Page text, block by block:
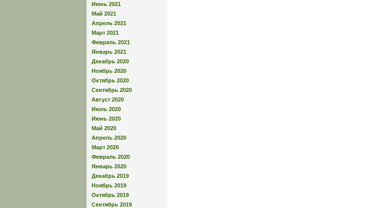
Июнь 2021
Май 2021
Апрель 2021
Март 2021
Февраль 2021
Январь 2021
Декабрь 2020
Ноябрь 2020
Октябрь 2020
Сентябрь 2020
Август 2020
Июль 2020
Июнь 2020
Май 2020
Апрель 2020
Март 2020
Февраль 2020
Январь 2020
Декабрь 2019
Ноябрь 2019
Октябрь 2019
Сентябрь 2019